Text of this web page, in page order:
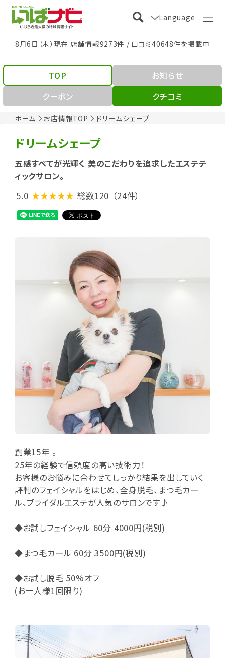
Language
8月6日（木）現在 店舗情報9273件 / 口コミ40648件を掲載中
ホーム お店情報TOP ドリームシェープ
TOP
お知らせ
クーポン
クチコミ
ドリームシェープ
五感すべてが光輝く 美のこだわりを追求したエステテ
ィックサロン。
5.0 ★★★★★ 総数120 （24件）
創業15年 。
25年の経験で信頼度の高い技術力！
お客様のお悩みに合わせてしっかり結果を出していく
評判のフェイシャルをはじめ、全身脱毛、まつ毛カー
ル、ブライダルエステが人気のサロンです♪
◆お試しフェイシャル 60分 4000円(税別)
◆まつ毛カール 60分 3500円(税別)
◆お試し脱毛 50%オフ
(お一人様1回限り)